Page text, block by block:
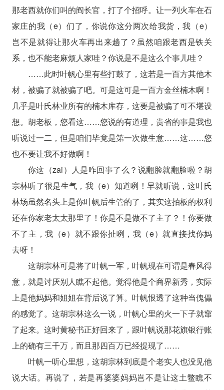
那老西就你们叫的阎长官，打了个招呼。让一列火车在石
家庄的我（e）们了，你说你这分两次给我货，我（e）
岂不是就得让那火车再出来趟了？虽然咱跟老西是铁关
系，也不能老麻烦人家哇？你说是不是这么个事儿哇？
……此时叶帆心里有些打鼓了，这若是一百方其他木
材，被骗了就被骗了吧。可是这可是一百方金丝楠木啊！
几乎是叶氏林业所有的楠木库存，这要是被骗了可不堪设
想。胡老板，您看这……您说的有道理，贵省的事是我也
听说过一二，但是咱们毕竟是第一次做生意……这……您
也不要让我不好做啊！
你这（zai）人是咋回事了么？说翻脸就翻脸啦？胡
宗林听了很是生气，我（e）知道咧！早就听说，这叶氏
林场虽然名头上是你叶帆后生管的了，其实这拍板的权利
还在你家老太太那里了！你是不是做不了主了？！你要做
不了主，我（e）就不跟你扯咧，我（e）就直接找你妈
去呀！
这胡宗林可是将了叶帆一军，叶帆现在可谓是春风得
意，就是讨厌别人瞧不起他。觉得他是个商界新秀，实际
上是他妈妈和姐姐在背后说了算。叶帆恨透了这种当傀儡
的感觉了。这胡宗林这么一说，叶帆心里的火一下子就窜
了起来。这时黄秘书正好回来了，跟叶帆说那花旗银行账
上的确有三千万，而且那四百万已经提现了……
叶帆一听心里想，这胡宗林到底是个老实人也没见他
说大话。再说了，若是再婆婆妈妈岂不是让这土鳖瞧不